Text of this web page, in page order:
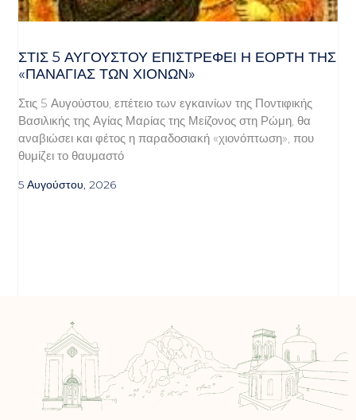
ΣΤΙΣ 5 ΑΥΓΟΎΣΤΟΥ ΕΠΙΣΤΡΈΦΕΙ Η ΕΟΡΤΉ ΤΗΣ
«ΠΑΝΑΓΊΑΣ ΤΩΝ ΧΙΌΝΩΝ»
Στις 5 Αυγούστου, επέτειο των εγκαινίων της Ποντιφικής
Βασιλικής της Αγίας Μαρίας της Μείζονος στη Ρώμη, θα
αναβιώσει και φέτος η παραδοσιακή «χιονόπτωση», που
θυμίζει το θαυμαστό
5 Αυγούστου, 2026